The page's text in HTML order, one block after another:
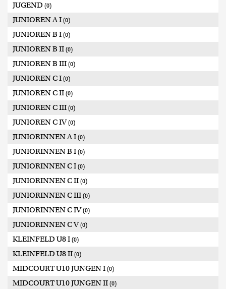
JUGEND (0)
JUNIOREN A I (0)
JUNIOREN B I (0)
JUNIOREN B II (0)
JUNIOREN B III (0)
JUNIOREN C I (0)
JUNIOREN C II (0)
JUNIOREN C III (0)
JUNIOREN C IV(0)
JUNIORINNEN A I (0)
JUNIORINNEN B I (0)
JUNIORINNEN C I (0)
JUNIORINNEN C II (0)
JUNIORINNEN C III (0)
JUNIORINNEN C IV(0)
JUNIORINNEN C V(0)
KLEINFELD U8 I (0)
KLEINFELD U8 II (0)
MIDCOURT U10 JUNGEN I (0)
MIDCOURT U10 JUNGEN II (0)